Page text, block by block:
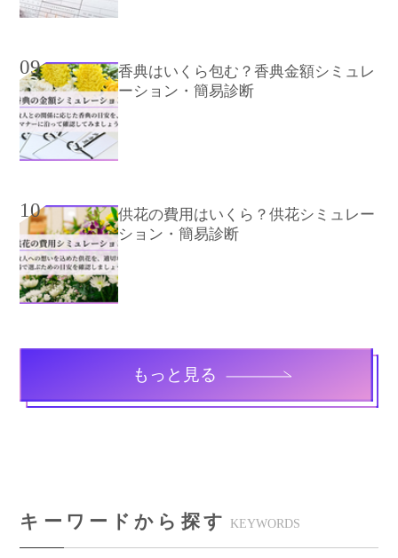
09
香典はいくら包む？香典金額シミュレ
ーション・簡易診断
10
供花の費用はいくら？供花シミュレー
ション・簡易診断
もっと見る
キーワードから探す KEYWORDS